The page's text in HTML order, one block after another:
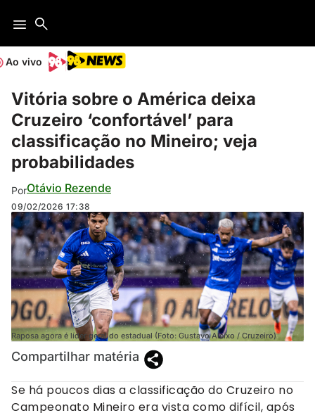
Ao vivo
Vitória sobre o América deixa
Cruzeiro ‘confortável’ para
classificação no Mineiro; veja
probabilidades
PorOtávio Rezende
09/02/2026 17:38
Raposa agora é líder geral do estadual (Foto: Gustavo Aleixo / Cruzeiro)
Compartilhar matéria
Se há poucos dias a classificação do Cruzeiro no
Campeonato Mineiro era vista como difícil, após